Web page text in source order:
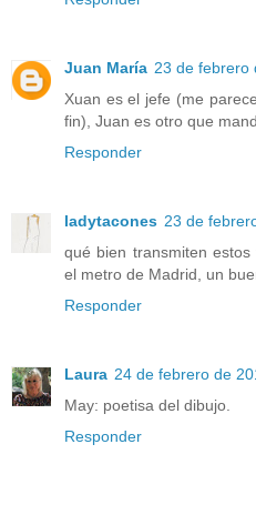
Juan María 23 de febrero
Xuan es el jefe (me
fin), Juan es otro que
Responder
ladytacones 23 de
qué bien transmiten
el metro de Madrid, un
Responder
Laura 24 de febrero de
May: poetisa del dibujo.
Responder